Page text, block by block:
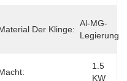
ODM, Der Klinge:
Al-MG-
Legierung
1.5
KW